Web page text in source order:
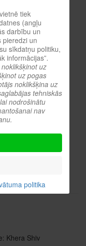
Khera Shiv
tiek
(angļu
darbību un
pieredzi un
sīkdatņu politiku,
informācijas”.
uz
uz pogas
noklikšķina uz
tehniskās
nodrošinātu
nav
politika